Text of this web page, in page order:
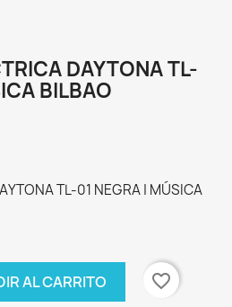
DAYTONA TL-
BILBAO
TL-01 NEGRA | MÚSICA
AL CARRITO favorite_border